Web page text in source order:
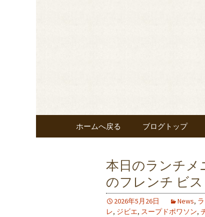
◆東京
nous”
東京・秋葉原のビス
メニューやおすすめ
コンテンツへ移動
ホームへ戻る ブログトップ
本日のランチ
のフレンチ ビ
2026年5月26日 News,
レ, ジビエ, スープドポワソン,